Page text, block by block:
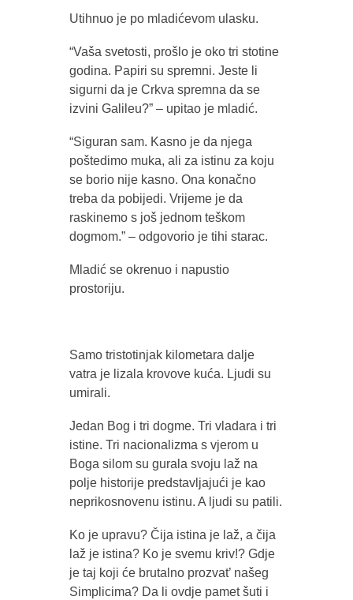
Utihnuo je po mladićevom ulasku.
“Vaša svetosti, prošlo je oko tri stotine
godina. Papiri su spremni. Jeste li
sigurni da je Crkva spremna da se
izvini Galileu?” – upitao je mladić.
“Siguran sam. Kasno je da njega
poštedimo muka, ali za istinu za koju
se borio nije kasno. Ona konačno
treba da pobijedi. Vrijeme je da
raskinemo s još jednom teškom
dogmom.” – odgovorio je tihi starac.
Mladić se okrenuo i napustio
prostoriju.
Samo tristotinjak kilometara dalje
vatra je lizala krovove kuća. Ljudi su
umirali.
Jedan Bog i tri dogme. Tri vladara i tri
istine. Tri nacionalizma s vjerom u
Boga silom su gurala svoju laž na
polje historije predstavljajući je kao
neprikosnovenu istinu. A ljudi su patili.
Ko je upravu? Čija istina je laž, a čija
laž je istina? Ko je svemu kriv!? Gdje
je taj koji će brutalno prozvat’ našeg
Simplicima? Da li ovdje pamet šuti i